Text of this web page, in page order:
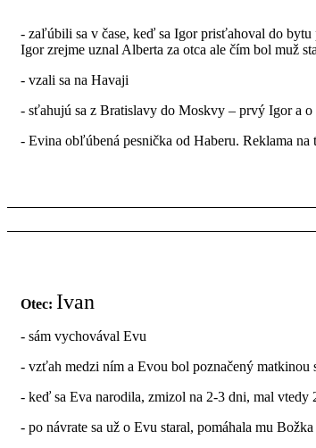
- zaľúbili sa v čase, keď sa Igor prisťahoval do
Igor zrejme uznal Alberta za otca ale čím bol muž
- vzali sa na Havaji
- sťahujú sa z Bratislavy do Moskvy – prvý Igor a
- Evina obľúbená pesnička od Haberu. Reklama na
Otec: Ivan
- sám vychovával Evu
- vzťah medzi ním a Evou bol poznačený
- keď sa Eva narodila, zmizol na 2-3 dni, mal vtedy
- po návrate sa už o Evu staral, pomáhala mu Božka